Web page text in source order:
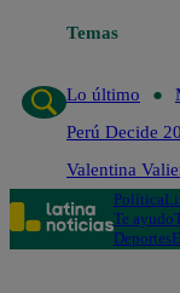
Temas
Lo último
Perú Decide
Valentina
Política
Te ayudo
Deportes